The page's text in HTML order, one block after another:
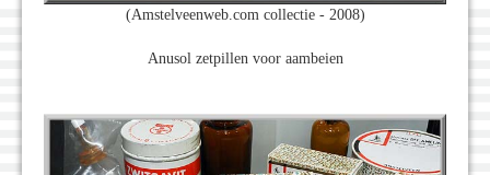
(Amstelveenweb.com collectie - 2008)
Anusol zetpillen voor aambeien